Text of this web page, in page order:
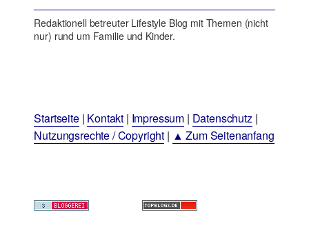
Redaktionell betreuter Lifestyle Blog mit Themen (nicht
nur) rund um Familie und Kinder.
Startseite| Kontakt | Impressum | Datenschutz|
Nutzungsrechte / Copyright | ▲ Zum Seitenanfang